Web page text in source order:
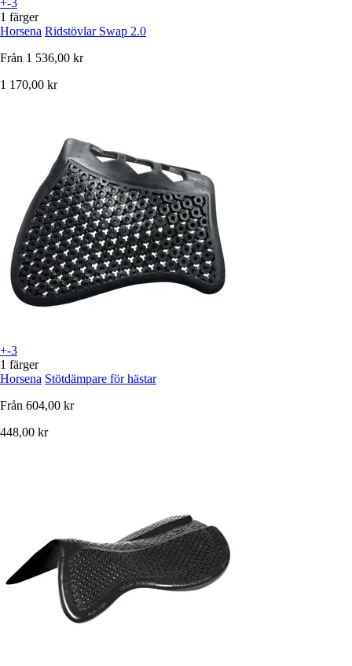
+-3
1 färger
Horsena Ridstövlar Swap 2.0
Från 1 536,00 kr
1 170,00 kr
+-3
1 färger
Horsena Stötdämpare för hästar
Från 604,00 kr
448,00 kr